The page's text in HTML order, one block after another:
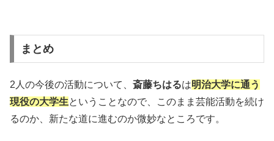
まとめ
2人の今後の活動について、斎藤ちはるは明治大学に通う
現役の大学生ということなので、このまま芸能活動を続け
るのか、新たな道に進むのか微妙なところです。